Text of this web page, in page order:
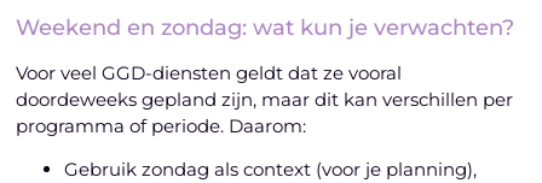
Weekend en zondag: wat kun je verwachten?
Voor veel GGD-diensten geldt dat ze vooral
doordeweeks gepland zijn, maar dit kan verschillen per
programma of periode. Daarom:
Gebruik zondag als context (voor je planning),